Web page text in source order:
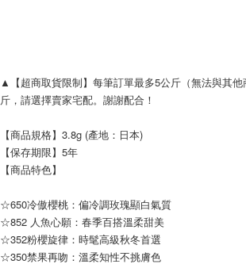
▲【超商取貨限制】每筆訂單最多5公斤（無法與其
斤，請選擇賣家宅配。謝謝配合！
【商品規格】3.8g (產地：日本)
【保存期限】5年
【商品特色】
☆650冷傲櫻桃：偏冷調玫瑰顯白氣質
☆852 人魚心願：春季百搭溫柔甜美
☆352粉櫻旋律：時髦高級秋冬首選
☆350禁果再吻：溫柔知性不挑膚色